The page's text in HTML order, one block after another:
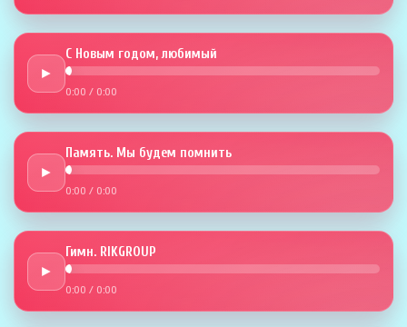
►
С Новым годом, любимый
0:00 / 0:00
►
Память. Мы будем помнить
0:00 / 0:00
►
Гимн. RIKGROUP
0:00 / 0:00